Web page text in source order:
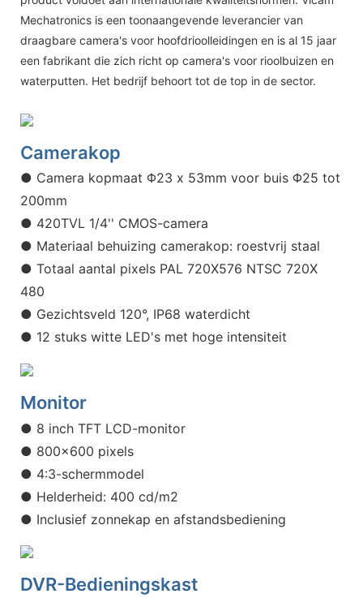
Mechatronics is een toonaangevende leverancier van
draagbare camera's voor hoofdrioolleidingen en is al 15 jaar
een fabrikant die zich richt op camera's voor rioolbuizen en
waterputten. Het bedrijf behoort tot de top in de sector.
Camerakop
● Camera kopmaat Φ23 x 53mm voor buis Φ25 tot
200mm
● 420TVL 1/4'' CMOS-camera
● Materiaal behuizing camerakop: roestvrij staal
● Totaal aantal pixels PAL 720X576 NTSC 720X
480
● Gezichtsveld 120°, IP68 waterdicht
● 12 stuks witte LED's met hoge intensiteit
Monitor
● 8 inch TFT LCD-monitor
● 800x600 pixels
● 4:3-schermmodel
● Helderheid: 400 cd/m2
● Inclusief zonnekap en afstandsbediening
DVR-Bedieningskast